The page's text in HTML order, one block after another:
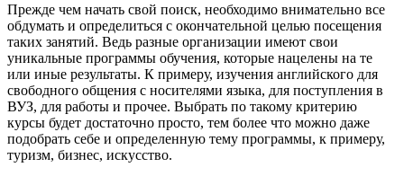
Прежде чем начать свой поиск, необходимо внимательно все
обдумать и определиться с окончательной целью посещения
таких занятий. Ведь разные организации имеют свои
уникальные программы обучения, которые нацелены на те
или иные результаты. К примеру, изучения английского для
свободного общения с носителями языка, для поступления в
ВУЗ, для работы и прочее. Выбрать по такому критерию
курсы будет достаточно просто, тем более что можно даже
подобрать себе и определенную тему программы, к примеру,
туризм, бизнес, искусство.